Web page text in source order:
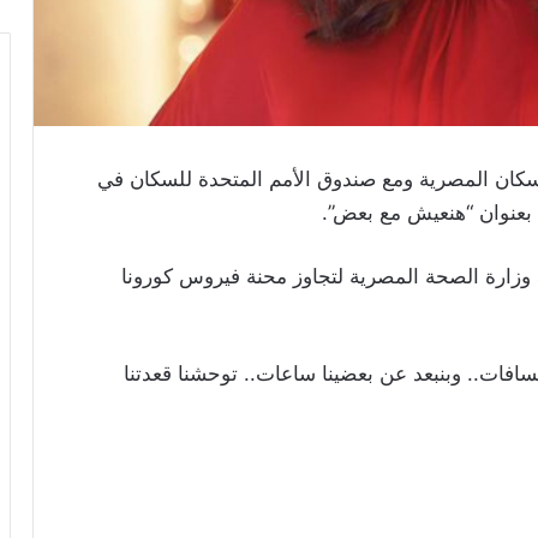
المصرية ومع صندوق الأمم المتحدة للسكان في
بعنوان “هنعيش مع بعض”.
الصحة المصرية لتجاوز محنة فيروس كورونا
وبنبعد عن بعضينا ساعات.. توحشنا قعدتنا